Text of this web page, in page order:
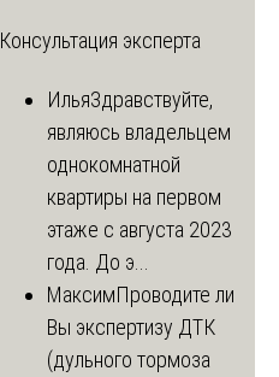
Консультация эксперта
ИльяЗдравствуйте,
являюсь владельцем
однокомнатной
квартиры на первом
этаже с августа 2023
года. До э...
МаксимПроводите ли
Вы экспертизу ДТК
(дульного тормоза